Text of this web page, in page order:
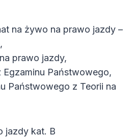
na żywo na prawo jazdy –
prawo jazdy,
Egzaminu Państwowego,
Państwowego z Teorii na
jazdy kat. B